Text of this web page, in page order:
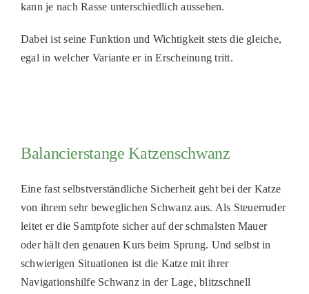
HELFER
kann je nach Rasse unterschiedlich aussehen.
Dabei ist seine Funktion und Wichtigkeit stets die gleiche,
egal in welcher Variante er in Erscheinung tritt.
Balancierstange Katzenschwanz
Eine fast selbstverständliche Sicherheit geht bei der Katze
von ihrem sehr beweglichen Schwanz aus. Als Steuerruder
leitet er die Samtpfote sicher auf der schmalsten Mauer
oder hält den genauen Kurs beim Sprung. Und selbst in
schwierigen Situationen ist die Katze mit ihrer
Navigationshilfe Schwanz in der Lage, blitzschnell